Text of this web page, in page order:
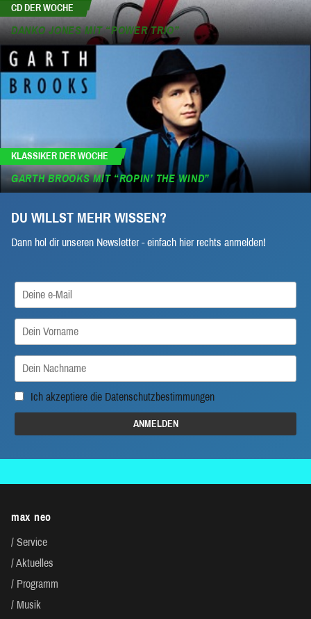
CD DER WOCHE
DANKO JONES MIT “POWER TRIO”
KLASSIKER DER WOCHE
GARTH BROOKS MIT “ROPIN’ THE WIND”
DU WILLST MEHR WISSEN?
Dann hol dir unseren Newsletter - einfach hier rechts anmelden!
Ich akzeptiere die Datenschutzbestimmungen
max neo
Service
Aktuelles
Programm
Musik